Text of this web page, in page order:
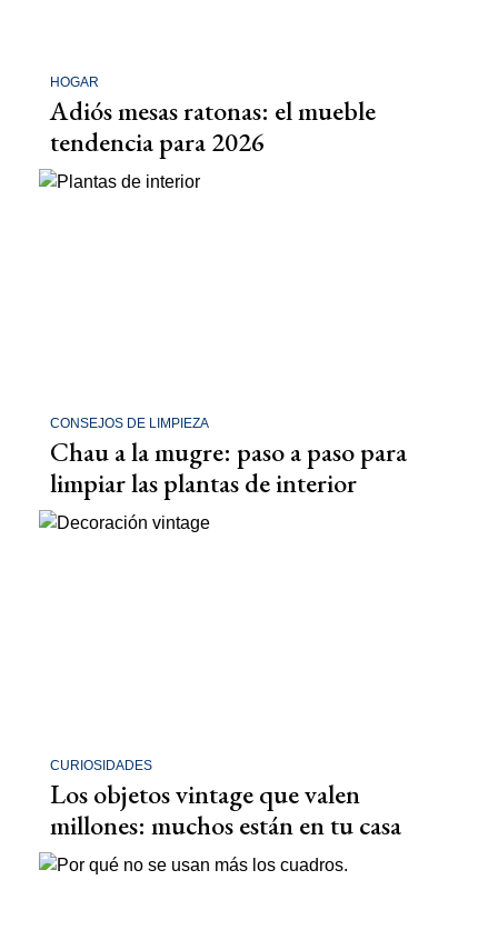
HOGAR
Adiós mesas ratonas: el mueble
tendencia para 2026
CONSEJOS DE LIMPIEZA
Chau a la mugre: paso a paso para
limpiar las plantas de interior
CURIOSIDADES
Los objetos vintage que valen
millones: muchos están en tu casa